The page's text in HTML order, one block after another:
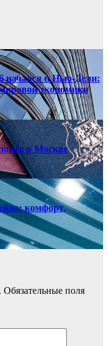
начался в Нью‑Дели:
экономики
в Москве
комфорт,
Обязательные поля